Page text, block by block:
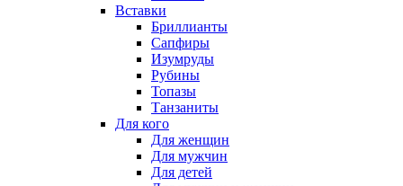
Вставки
Бриллианты
Сапфиры
Изумруды
Рубины
Топазы
Танзаниты
Для кого
Для женщин
Для мужчин
Для детей